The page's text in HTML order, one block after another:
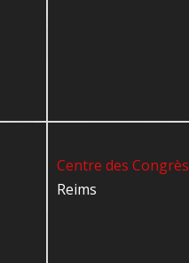
Centre des Congrès
Reims